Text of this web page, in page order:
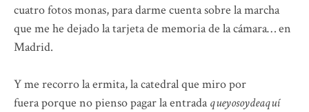
cuatro fotos monas, para darme cuenta sobre la marcha
que me he dejado la tarjeta de memoria de la cámara… en
Madrid.
Y me recorro la ermita, la catedral que miro por
fuera porque no pienso pagar la entradaqueyosoydeaquí